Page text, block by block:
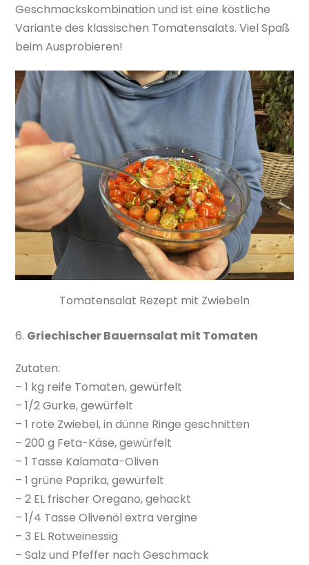
Geschmackskombination und ist eine köstliche
Variante des klassischen Tomatensalats. Viel Spaß
beim Ausprobieren!
Tomatensalat Rezept mit Zwiebeln
6. Griechischer Bauernsalat mit Tomaten
Zutaten:
– 1 kg reife Tomaten, gewürfelt
– 1/2 Gurke, gewürfelt
– 1 rote Zwiebel, in dünne Ringe geschnitten
– 200 g Feta-Käse, gewürfelt
– 1 Tasse Kalamata-Oliven
– 1 grüne Paprika, gewürfelt
– 2 EL frischer Oregano, gehackt
– 1/4 Tasse Olivenöl extra vergine
– 3 EL Rotweinessig
– Salz und Pfeffer nach Geschmack